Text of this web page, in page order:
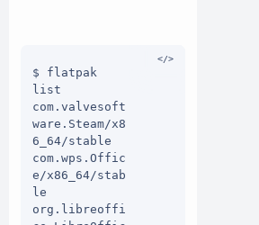
$ flatpak
list
com.valvesoft
ware.Steam/x8
6_64/stable
com.wps.Offic
e/x86_64/stab
le
org.libreoffi